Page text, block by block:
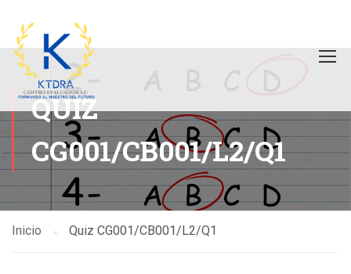
QUIZ
CG001/CB001/L2/Q1
Inicio Quiz CG001/CB001/L2/Q1